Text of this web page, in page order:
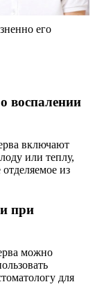
его
воспалении
включают
или теплу,
из
при
можно
для